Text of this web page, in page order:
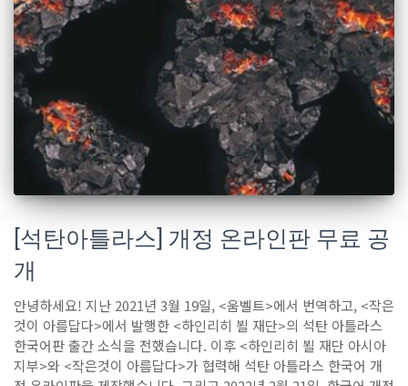
[석탄아틀라스] 개정 온라인판 무료 공
개
안녕하세요! 지난 2021년 3월 19일, <움벨트>에서 번역하고, <작은
것이 아름답다>에서 발행한 <하인리히 뵐 재단>의 석탄 아틀라스
한국어판 출간 소식을 전했습니다. 이후 <하인리히 뵐 재단 아시아
지부>와 <작은것이 아름답다>가 협력해 석탄 아틀라스 한국어 개